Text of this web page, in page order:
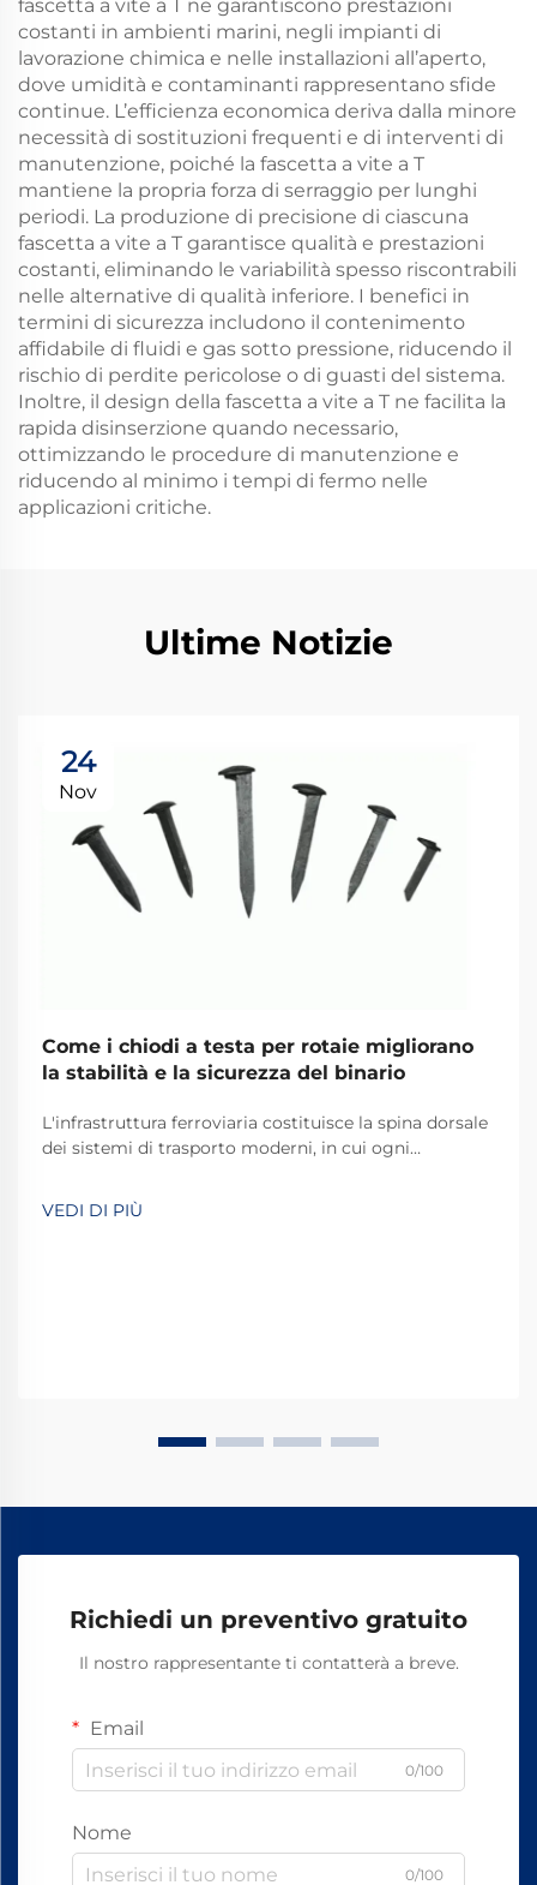
fascetta a vite a T ne garantiscono prestazioni
costanti in ambienti marini, negli impianti di
lavorazione chimica e nelle installazioni all’aperto,
dove umidità e contaminanti rappresentano sfide
continue. L’efficienza economica deriva dalla minore
necessità di sostituzioni frequenti e di interventi di
manutenzione, poiché la fascetta a vite a T
mantiene la propria forza di serraggio per lunghi
periodi. La produzione di precisione di ciascuna
fascetta a vite a T garantisce qualità e prestazioni
costanti, eliminando le variabilità spesso riscontrabili
nelle alternative di qualità inferiore. I benefici in
termini di sicurezza includono il contenimento
affidabile di fluidi e gas sotto pressione, riducendo il
rischio di perdite pericolose o di guasti del sistema.
Inoltre, il design della fascetta a vite a T ne facilita la
rapida disinserzione quando necessario,
ottimizzando le procedure di manutenzione e
riducendo al minimo i tempi di fermo nelle
applicazioni critiche.
Ultime Notizie
24
Nov
Come i chiodi a testa per rotaie migliorano
la stabilità e la sicurezza del binario
L'infrastruttura ferroviaria costituisce la spina dorsale
dei sistemi di trasporto moderni, in cui ogni
mantenere la sicurezza e l'efficienza operativa. Tra
questi componenti essenziali, i chiodi ferroviari a cane
VEDI DI PIÙ
Richiedi un preventivo gratuito
Il nostro rappresentante ti contatterà a breve.
Email
0/100
Nome
0/100